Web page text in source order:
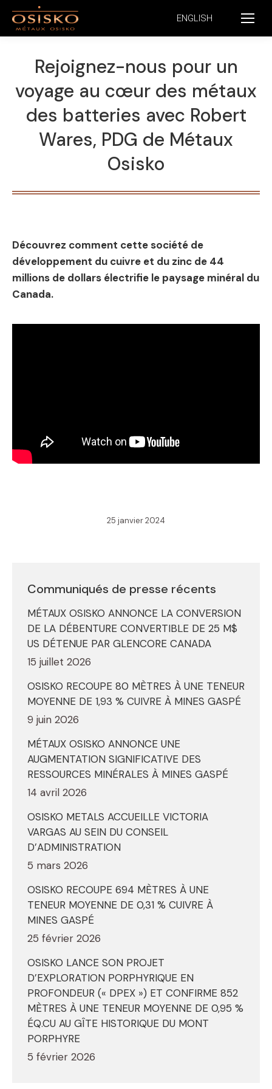
ENGLISH
Rejoignez-nous pour un
voyage au cœur des métaux
des batteries avec Robert
Wares, PDG de Métaux
Osisko
Découvrez comment cette société de
développement du cuivre et du zinc de 44
millions de dollars électrifie le paysage minéral du
Canada.
25 janvier 2024
Communiqués de presse récents
MÉTAUX OSISKO ANNONCE LA CONVERSION
DE LA DÉBENTURE CONVERTIBLE DE 25 M$
US DÉTENUE PAR GLENCORE CANADA
15 juillet 2026
OSISKO RECOUPE 80 MÈTRES À UNE TENEUR
MOYENNE DE 1,93 % CUIVRE À MINES GASPÉ
9 juin 2026
MÉTAUX OSISKO ANNONCE UNE
AUGMENTATION SIGNIFICATIVE DES
RESSOURCES MINÉRALES À MINES GASPÉ
14 avril 2026
OSISKO METALS ACCUEILLE VICTORIA
VARGAS AU SEIN DU CONSEIL
D’ADMINISTRATION
5 mars 2026
OSISKO RECOUPE 694 MÈTRES À UNE
TENEUR MOYENNE DE 0,31 % CUIVRE À
MINES GASPÉ
25 février 2026
OSISKO LANCE SON PROJET
D’EXPLORATION PORPHYRIQUE EN
PROFONDEUR (« DPEX ») ET CONFIRME 852
MÈTRES À UNE TENEUR MOYENNE DE 0,95 %
ÉQ.CU AU GÎTE HISTORIQUE DU MONT
PORPHYRE
5 février 2026